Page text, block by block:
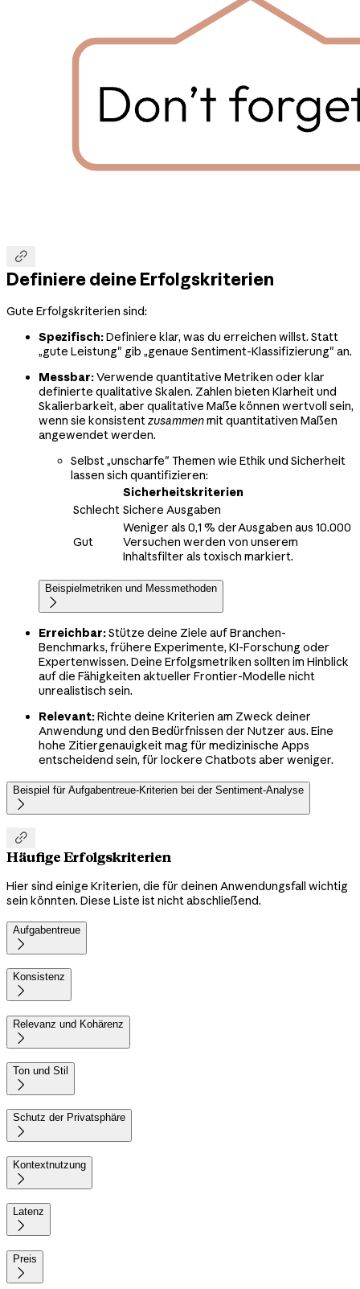

Definiere deine Erfolgskriterien
Gute Erfolgskriterien sind:
Spezifisch:Definiere klar, was du erreichen willst. Statt
„gute Leistung" gib „genaue Sentiment-Klassifizierung" an.
Messbar:Verwende quantitative Metriken oder klar
definierte qualitative Skalen. Zahlen bieten Klarheit und
Skalierbarkeit, aber qualitative Maße können wertvoll sein,
wenn sie konsistentzusammenmit quantitativen Maßen
angewendet werden.
Selbst „unscharfe" Themen wie Ethik und Sicherheit
lassen sich quantifizieren:
Sicherheitskriterien
Schlecht Sichere Ausgaben
Gut
Weniger als 0,1 % der Ausgaben aus 10.000
Versuchen werden von unserem
Inhaltsfilter als toxisch markiert.
Beispielmetriken und Messmethoden

Erreichbar:Stütze deine Ziele auf Branchen-
Benchmarks, frühere Experimente, KI-Forschung oder
Expertenwissen. Deine Erfolgsmetriken sollten im Hinblick
auf die Fähigkeiten aktueller Frontier-Modelle nicht
unrealistisch sein.
Relevant:Richte deine Kriterien am Zweck deiner
Anwendung und den Bedürfnissen der Nutzer aus. Eine
hohe Zitiergenauigkeit mag für medizinische Apps
entscheidend sein, für lockere Chatbots aber weniger.
Beispiel für Aufgabentreue-Kriterien bei der Sentiment-Analyse


Häufige Erfolgskriterien
Hier sind einige Kriterien, die für deinen Anwendungsfall wichtig
sein könnten. Diese Liste ist nicht abschließend.
Aufgabentreue

Konsistenz

Relevanz und Kohärenz

Ton und Stil

Schutz der Privatsphäre

Kontextnutzung

Latenz

Preis
